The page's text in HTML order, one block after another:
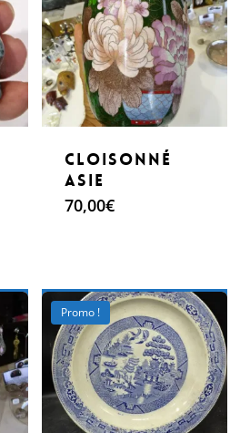
Cloisonné
Asie
70,00€
Make An Offer
Promo !